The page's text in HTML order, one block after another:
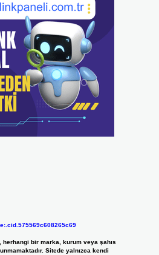
herhangi bir marka, kurum veya şahıs
Sitede yalnızca kendi